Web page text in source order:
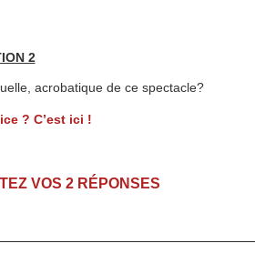
2
acrobatique de ce spectacle?
? C’est ici !
VOS 2 RÉPONSES